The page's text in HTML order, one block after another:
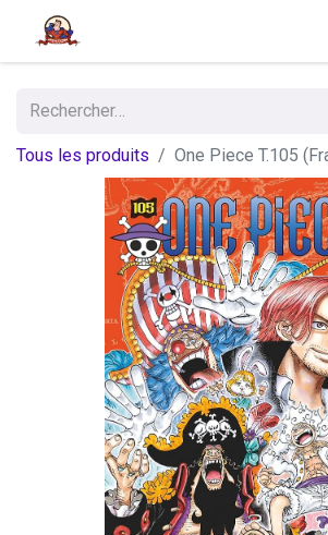
Tous les produits One Piece T.105